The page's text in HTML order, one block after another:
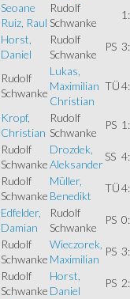
Seoane
Ruiz, Raul
Rudolf
Schwanke
Horst,
Daniel
Rudolf
Schwanke
PS
Rudolf
Schwanke
Lukas,
Maximilian
Christian
TÜ
Kropf,
Christian
Rudolf
Schwanke
PS
Rudolf
Schwanke
Drozdek,
Aleksander
SS
Rudolf
Schwanke
Müller,
Benedikt
TÜ
Edfelder,
Damian
Rudolf
Schwanke
PS
Rudolf
Schwanke
Wieczorek,
Maximilian
PS
Rudolf
Schwanke
Horst,
Daniel
PS